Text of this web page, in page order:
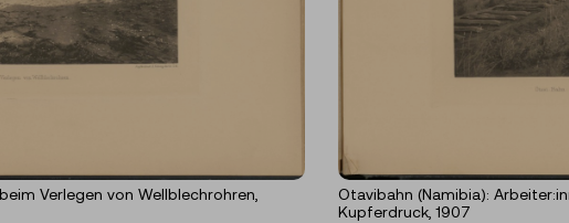
Verlegen von Wellblechrohren,
Otavibahn (Namibia):
Kupferdruck, 1907